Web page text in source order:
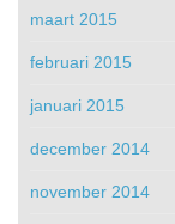
maart 2015
februari 2015
januari 2015
december 2014
november 2014